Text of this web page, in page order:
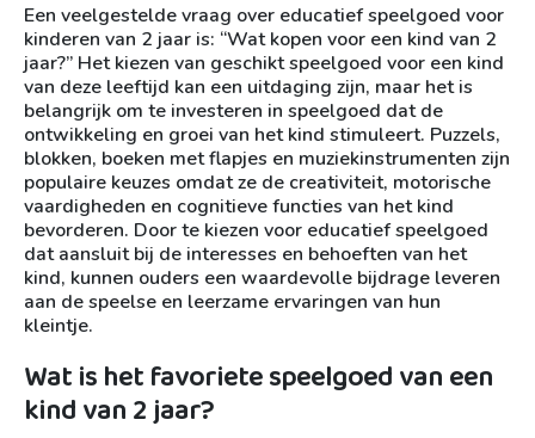
Een veelgestelde vraag over educatief speelgoed voor
kinderen van 2 jaar is: “Wat kopen voor een kind van 2
jaar?” Het kiezen van geschikt speelgoed voor een kind
van deze leeftijd kan een uitdaging zijn, maar het is
belangrijk om te investeren in speelgoed dat de
ontwikkeling en groei van het kind stimuleert. Puzzels,
blokken, boeken met flapjes en muziekinstrumenten zijn
populaire keuzes omdat ze de creativiteit, motorische
vaardigheden en cognitieve functies van het kind
bevorderen. Door te kiezen voor educatief speelgoed
dat aansluit bij de interesses en behoeften van het
kind, kunnen ouders een waardevolle bijdrage leveren
aan de speelse en leerzame ervaringen van hun
kleintje.
Wat is het favoriete speelgoed van een
kind van 2 jaar?